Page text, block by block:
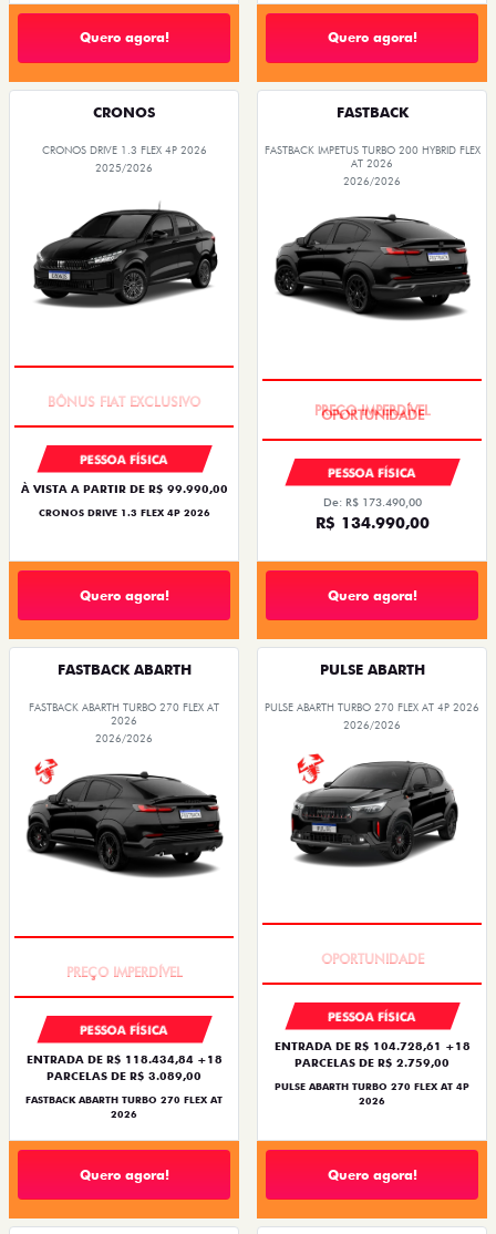
Quero agora! Quero agora!
CRONOS
CRONOS DRIVE 1.3 FLEX 4P 2026
2025/2026
PESSOA FÍSICA
À VISTA A PARTIR DE R$ 99.990,00
CRONOS DRIVE 1.3 FLEX 4P 2026
Quero agora!
FASTBACK
FASTBACK IMPETUS TURBO 200 HYBRID FLEX
AT 2026
2026/2026
PESSOA FÍSICA
De: R$ 173.490,00
R$ 134.990,00
Quero agora!
FASTBACK ABARTH
FASTBACK ABARTH TURBO 270 FLEX AT
2026
2026/2026
PESSOA FÍSICA
ENTRADA DE R$ 118.434,84 +18
PARCELAS DE R$ 3.089,00
FASTBACK ABARTH TURBO 270 FLEX AT
2026
Quero agora!
PULSE ABARTH
PULSE ABARTH TURBO 270 FLEX AT 4P 2026
2026/2026
PESSOA FÍSICA
ENTRADA DE R$ 104.728,61 +18
PARCELAS DE R$ 2.759,00
PULSE ABARTH TURBO 270 FLEX AT 4P
2026
Quero agora!